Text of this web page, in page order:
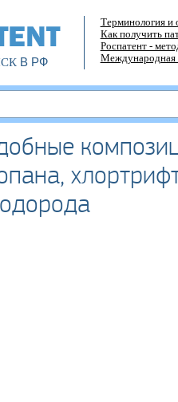
В РФ
Терминология и
Как получить
Роспатент -
Международная